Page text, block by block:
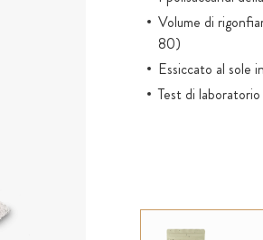
Volume di
80)
Essiccato al sole
Test di